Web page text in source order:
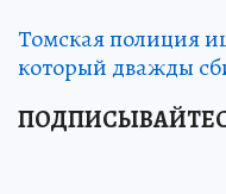
Томская полиция
который дважды